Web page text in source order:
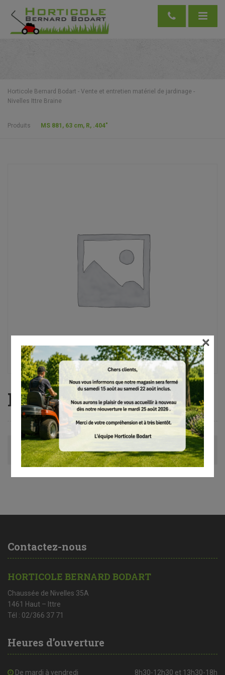
Horticole Bernard Bodart - Vente et entretien matériel de jardinage -
Nivelles Ittre Braine
Produits MS 881, 63 cm, R, .404″
MS 881, 63 cm, R, .404″
Avis (0)
Contactez-nous
HORTICOLE BERNARD BODART
Chaussée de Nivelles 35A
1461 Haut – Ittre
Tél : 02/366 37 71
Heures d’ouverture
De mardi à vendredi 8h30-12h30 et 13h30-18h
×